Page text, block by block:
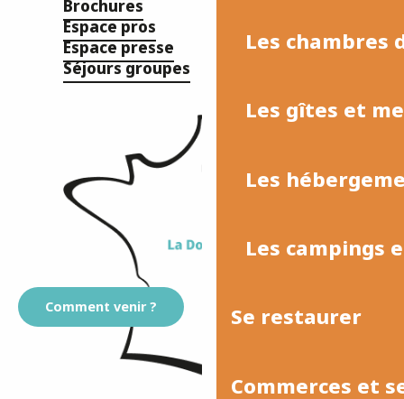
Les chambres
Les gîtes et
Les
Les campings
Se restaurer
Commerces et
Brochures
Espace pros
Espace presse
Séjours groupes
Comment venir ?